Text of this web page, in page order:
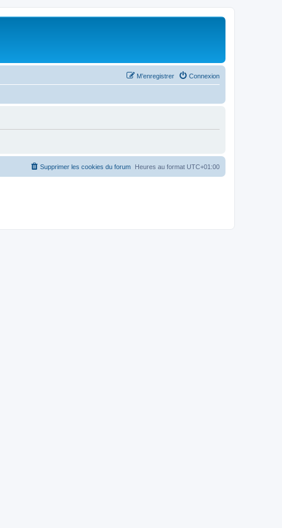
Connexion
M’enregistrer
Heures au format UTC+01:00
Supprimer les cookies du forum